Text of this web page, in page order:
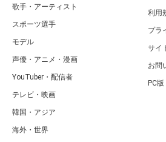
歌手・アーティスト
スポーツ選手
モデル
声優・アニメ・漫画
YouTuber・配信者
テレビ・映画
韓国・アジア
海外・世界
利用
プラ
サイ
お問
PC版